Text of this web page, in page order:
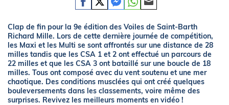
Clap de fin pour la 9e édition des Voiles de Saint-Barth
Richard Mille. Lors de cette dernière journée de compétition,
les Maxi et les Multi se sont affrontés sur une distance de 28
milles tandis que les CSA 1 et 2 ont effectué un parcours de
22 milles et que les CSA 3 ont bataillé sur une boucle de 18
milles. Tous ont composé avec du vent soutenu et une mer
chaotique. Des conditions musclées qui ont créé quelques
bouleversements dans les classements, voire même des
surprises. Revivez les meilleurs moments en vidéo !